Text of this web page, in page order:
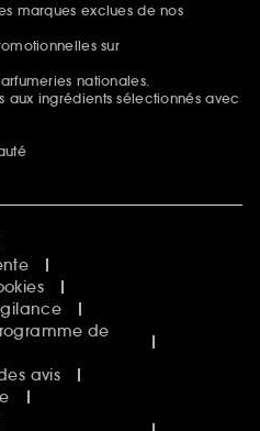
marques exclues de nos
sur
nationales.
aux ingrédients sélectionnés avec
de
avis